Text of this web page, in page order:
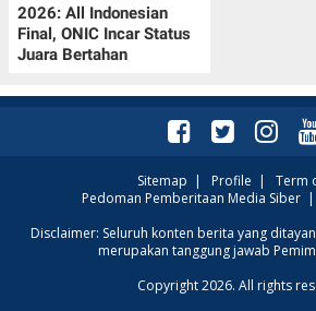
2026: All Indonesian
Final, ONIC Incar Status
Juara Bertahan
Sitemap | Profile | Term
Pedoman Pemberitaan Media Siber|
Disclaimer: Seluruh konten berita yang
merupakan tanggung jawab
Copyright 2026. All rights